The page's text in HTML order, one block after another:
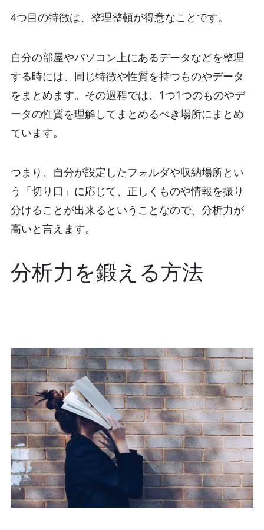
4つ目の特徴は、整理整頓が得意なことです。
自分の部屋やパソコン上にあるデータなどを整理
する時には、同じ特徴や性質を持つものやデータ
をまとめます。その過程では、1つ1つのものやデ
ータの性質を理解してまとめるべき場所にまとめ
ています。
つまり、自分が設定したフォルダや収納場所とい
う「切り口」に応じて、正しくものや情報を振り
分けることが出来るということなので、分析力が
高いと言えます。
分析力を鍛える方法